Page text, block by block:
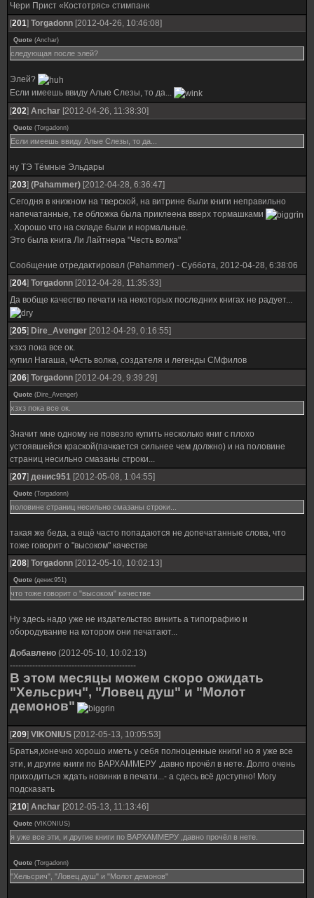
Чери Прист «Костотряс» стимпанк
[201] Torgadonn [2012-04-26, 10:46:08]
Quote (Anchar)
следующая после элей?
Элей?
Если имеешь ввиду Алые Слезы, то да...
[202] Anchar [2012-04-26, 11:38:30]
Quote (Torgadonn)
Если имеешь ввиду Алые Слезы, то да...
ну ТЭ Тёмные Эльдары
[203] (Pahammer) [2012-04-28, 6:36:47]
Сегодня в книжном на тверской, на витрине были книги неправильно
напечатанные, т.е обложка была приклеена вверх тормашками
. Хорошо что на складе были и нормальные.
Это была книга Ли Лайтнера "Честь волка"
Сообщение отредактировал (Pahammer) - Суббота, 2012-04-28, 6:38:06
[204] Torgadonn [2012-04-28, 11:35:33]
Да вобще качество печати на некоторых последних книгах не радует...
[205] Dire_Avenger [2012-04-29, 0:16:55]
хзхз пока все ок.
купил Нагаша, чАсть волка, создателя и легенды СМфилов
[206] Torgadonn [2012-04-29, 9:39:29]
Quote (Dire_Avenger)
хзхз пока все ок.
Значит мне одному не повезло купить несколько книг с плохо
устоявшейся краской(пачкается сильнее чем должно) и на половине
страниц несильно смазаны строки...
[207] денис951 [2012-05-08, 1:04:55]
Quote (Torgadonn)
половине страниц несильно смазаны строки...
такая же беда, а ещё часто попадаются не допечатанные слова, что
тоже говорит о "высоком" качестве
[208] Torgadonn [2012-05-10, 10:02:13]
Quote (денис951)
что тоже говорит о "высоком" качестве
Ну здесь надо уже не издательство винить а типографию и
обородувание на котором они печатают...
Добавлено (2012-05-10, 10:02:13)
---------------------------------------------
В этом месяцы можем скоро ожидать
"Хельсрич", "Ловец душ" и "Молот
демонов"
[209] VIKONIUS [2012-05-13, 10:05:53]
Братья,конечно хорошо иметь у себя полноценные книги! но я уже все
эти, и другие книги по ВАРХАММЕРУ ,давно прочёл в нете. Долго очень
приходиться ждать новинки в печати...- а сдесь всё доступно! Могу
подсказать
[210] Anchar [2012-05-13, 11:13:46]
Quote (VIKONIUS)
я уже все эти, и другие книги по ВАРХАММЕРУ ,давно прочёл в нете.
Quote (Torgadonn)
"Хельсрич", "Ловец душ" и "Молот демонов"